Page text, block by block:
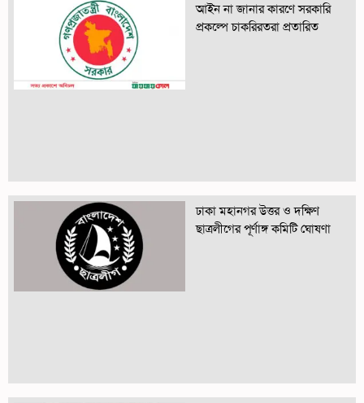
আইন না জানার কারণে সরকারি
প্রকল্পে চাকরিরতরা প্রতারিত
ঢাকা মহানগর উত্তর ও দক্ষিণ
ছাত্রলীগের পূর্ণাঙ্গ কমিটি ঘোষণা